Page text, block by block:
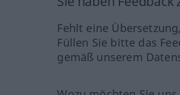
Fehlt eine
Füllen Sie bitte das
gemäß unserem